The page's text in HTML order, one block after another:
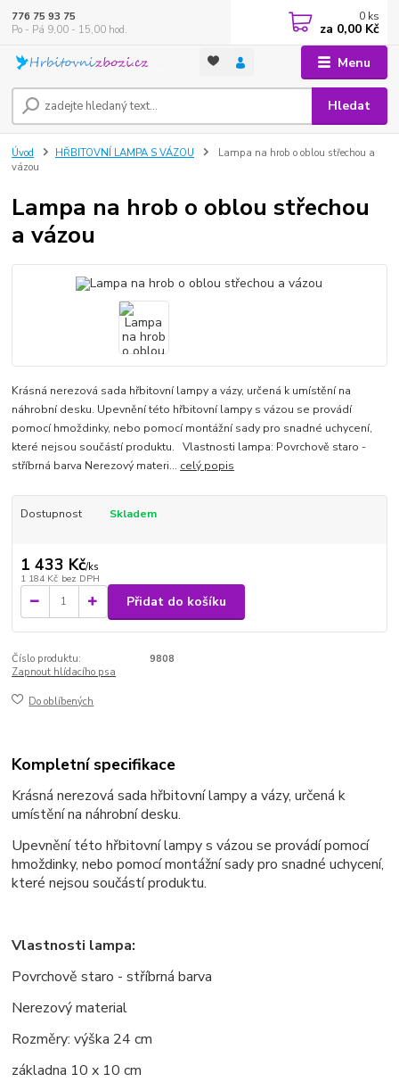
Menu
Hledat
776 75 93 75
Po - Pá 9,00 - 15,00 hod.
0 ks
za 0,00 Kč
Úvod HŘBITOVNÍ LAMPA S VÁZOU
Lampa na hrob o oblou střechou a
vázou
Lampa na hrob o oblou střechou
a vázou
Krásná nerezová sada hřbitovní lampy a vázy, určená k umístění na
náhrobní desku. Upevnění této hřbitovní lampy s vázou se provádí
pomocí hmoždinky, nebo pomocí montážní sady pro snadné uchycení,
které nejsou součástí produktu. Vlastnosti lampa: Povrchově staro -
stříbrná barva Nerezový materi... celý popis
Dostupnost Skladem
1 433 Kč/ks
1 184 Kč bez DPH
Přidat do košíku
Číslo produktu:
9808
Zapnout hlídacího psa
Do oblíbených
Kompletní specifikace
Krásná nerezová sada hřbitovní lampy a vázy, určená k
umístění na náhrobní desku.
Upevnění této hřbitovní lampy s vázou se provádí pomocí
hmoždinky, nebo pomocí montážní sady pro snadné uchycení,
které nejsou součástí produktu.
Vlastnosti lampa:
Povrchově staro - stříbrná barva
Nerezový material
Rozměry: výška 24 cm
základna 10 x 10 cm